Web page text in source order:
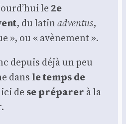
le 2e
, du latinadven­tus,
», ou « avè­ne­ment ».
depuis déjà un peu
dans le temps de
ici de se pré­pa­rer à la